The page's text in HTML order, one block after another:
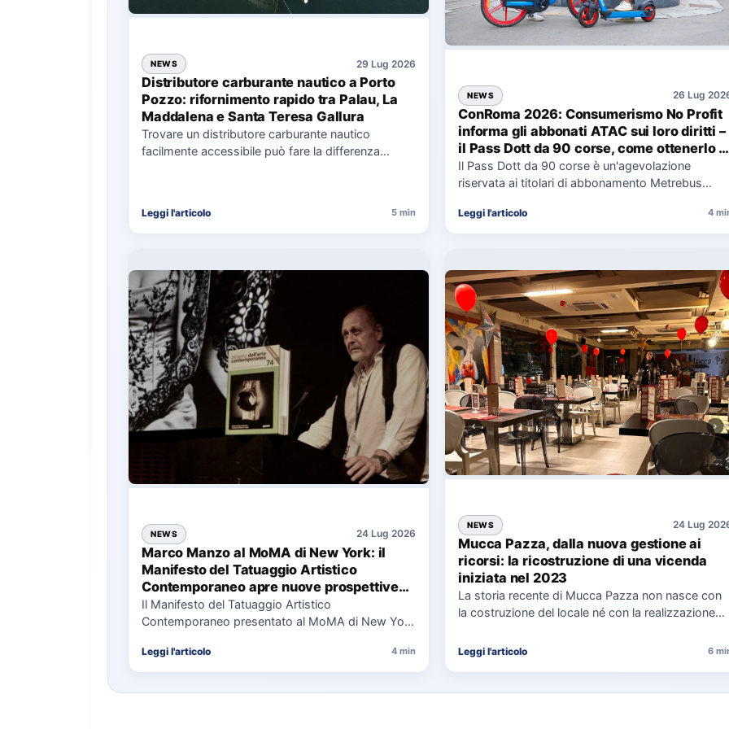
NEWS 29 Lug 2026
Distributore carburante nautico a Porto
Pozzo: rifornimento rapido tra Palau, La
Maddalena e Santa Teresa Gallura
Trovare un distributore carburante nautico
facilmente accessibile può fare la differenza
Leggi l'articolo 5 min
NEWS 26 Lug
ConRoma 2026: Consumerismo No Profit
informa gli abbonati ATAC sui loro diritti –
il Pass Dott da 90 corse, come ottenerlo e
cosa spetta in caso di disservizi
Il Pass Dott da 90 corse è un'agevolazione
riservata ai titolari di abbonamento Metrebus
Leggi l'articolo 4
NEWS 24 Lug 2026
Marco Manzo al MoMA di New York: il
Manifesto del Tatuaggio Artistico
Contemporaneo apre nuove prospettive
per il collezionismo
Il Manifesto del Tatuaggio Artistico
Contemporaneo presentato al MoMA di New York
Leggi l'articolo 4 min
NEWS 24 Lug
Mucca Pazza, dalla nuova gestione ai
ricorsi: la ricostruzione di una vicenda
iniziata nel 2023
La storia recente di Mucca Pazza non nasce con
la costruzione del locale né con la realizzazione
Leggi l'articolo 6